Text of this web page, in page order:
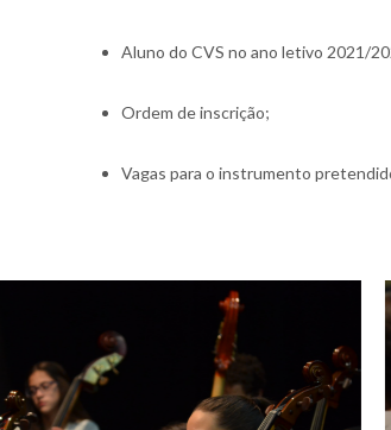
Aluno do CVS no ano letivo 2021/
Ordem de inscrição;
Vagas para o instrumento